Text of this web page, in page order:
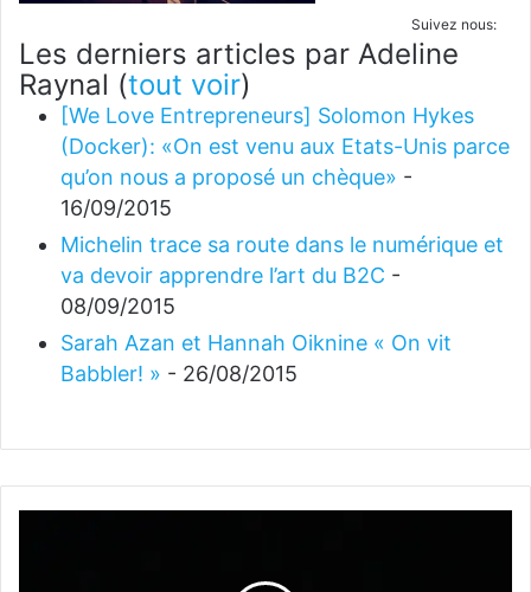
Suivez nous:
Les derniers articles par Adeline
Raynal (tout voir)
[We Love Entrepreneurs] Solomon Hykes
(Docker): «On est venu aux Etats-Unis parce
qu’on nous a proposé un chèque» -
16/09/2015
Michelin trace sa route dans le numérique et
va devoir apprendre l’art du B2C -
08/09/2015
Sarah Azan et Hannah Oiknine « On vit
Babbler! » - 26/08/2015